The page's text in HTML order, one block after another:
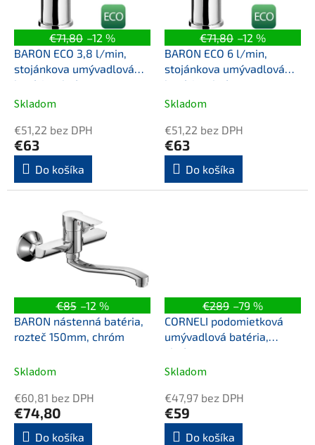
€71,80 –12 %
BARON ECO 3,8 l/min,
stojánkova umývadlová
batéria, chróm
Skladom
€51,22 bez DPH
€63
Do košíka
€71,80 –12 %
BARON ECO 6 l/min,
stojánkova umývadlová
batéria, chróm
Skladom
€51,22 bez DPH
€63
Do košíka
€85 –12 %
BARON nástenná batéria,
rozteč 150mm, chróm
Skladom
€60,81 bez DPH
€74,80
Do košíka
€289 –79 %
CORNELI podomietková
umývadlová batéria,
chróm
Skladom
€47,97 bez DPH
€59
Do košíka